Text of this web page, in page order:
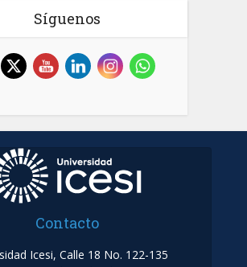
Síguenos
Contacto
Icesi, Calle 18 No. 122-135